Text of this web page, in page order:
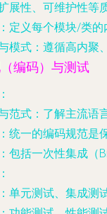
展性、可维护性等
：定义每个模块/类
模式 ：遵循高内聚
编码）与测试
：
范式 ：了解主流语
：统一的编码规范是
：包括一次性集成（
：
：单元测试、集成测